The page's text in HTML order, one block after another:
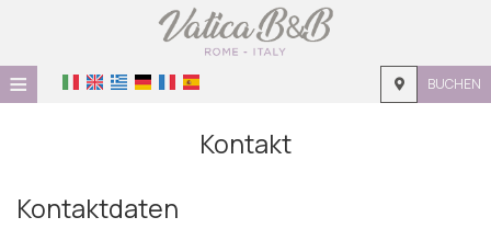
≡ BUCHEN
Kontakt
Kontaktdaten